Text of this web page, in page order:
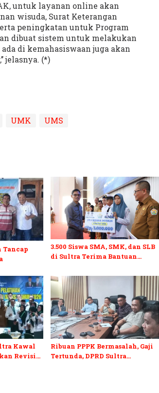
untuk layanan online akan
wisuda, Surat Keterangan
peningkatan untuk Program
dibuat sistem untuk melakukan
di kemahasiswaan juga akan
jelasnya. (*)
UMK UMS
Tancap
3.500 Siswa SMA, SMK, dan SLB
di Sultra Terima Bantuan
Kawal
Revisi
Ribuan PPPK Bermasalah, Gaji
Tertunda, DPRD Sultra